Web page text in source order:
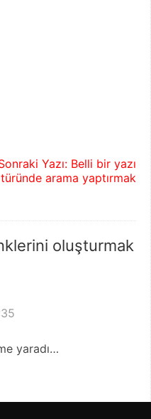
Yazı: Belli bir yazı
türünde arama yaptırmak
oluşturmak
yaradı…